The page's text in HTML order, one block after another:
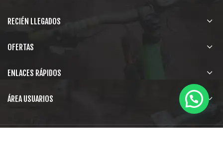
RECIÉN LLEGADOS
OFERTAS
ENLACES RÁPIDOS
ÁREA USUARIOS